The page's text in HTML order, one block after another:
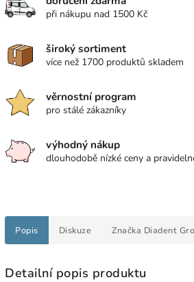
při nákupu nad 1500 Kč
široký sortiment
více než 1700 produktů skladem
věrnostní program
pro stálé zákazníky
výhodný nákup
dlouhodobě nízké ceny a
Popis Diskuze Značka Diadent
Detailní popis produktu